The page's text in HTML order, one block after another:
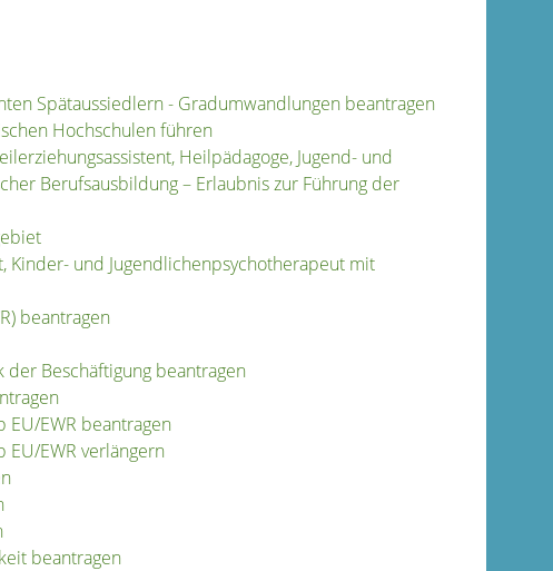
Spätaussiedlern - Gradumwandlungen beantragen
Hochschulen führen
Heilpädagoge, Jugend- und
Berufsausbildung – Erlaubnis zur Führung der
Kinder- und Jugendlichenpsychotherapeut mit
beantragen
Beschäftigung beantragen
EWR beantragen
EWR verlängern
beantragen